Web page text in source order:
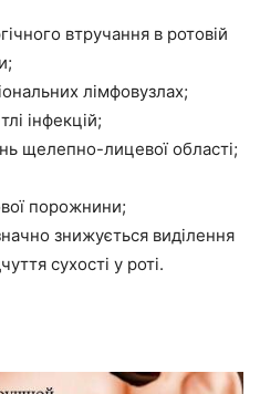
втручання в ротовій
лімфовузлах;
інфекцій;
щелепно-лицевої області;
порожнини;
знижується виділення
сухості у роті.